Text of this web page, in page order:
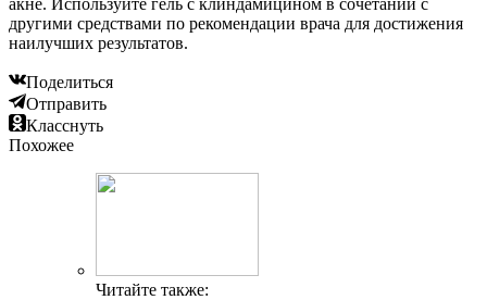
акне. Используйте гель с клиндамицином в сочетании с
другими средствами по рекомендации врача для достижения
наилучших результатов.
Поделиться
Отправить
Класснуть
Похожее
Читайте также: